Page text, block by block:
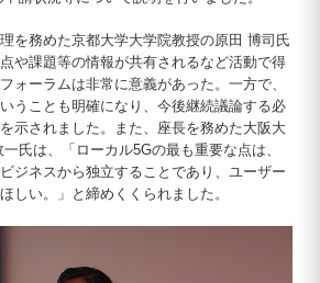
を務めた京都大学大学院教授の原田 博司氏
や課題等の情報が共有されるなど活動で得
ォーラムは非常に意義があった。一方で、
うことも明確になり、今後継続議論する必
示されました。また、座長を務めた大阪大
氏は、「ローカル5Gの最も重要な点は、
ジネスから独立することであり、ユーザー
しい。」と締めくくられました。